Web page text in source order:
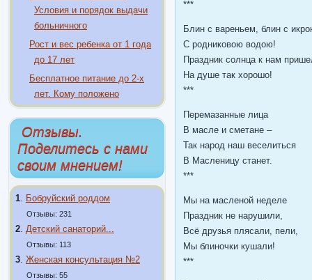
Условия и порядок выдачи
больничного
Рост и вес ребенка от 1 года
до 17 лет
Бесплатное питание до 2-х
лет. Кому положено
Отзывы.
Поделитесь с нами
своим мнением!
1 Бобруйский роддом
Отзывы: 231
2 Детский санаторий...
Отзывы: 113
3 Женская консультация №2
Отзывы: 55
***
Блин с вареньем, блин с
С родниковою водою!
Праздник солнца к нам
На душе так хорошо!
***
Перемазанные лица
В масле и сметане –
Так народ наш веселиться
В Масленицу станет.
***
Мы на масленой неделе
Праздник не нарушили,
Всё друзья плясали, пели,
Мы блиночки кушали!
***